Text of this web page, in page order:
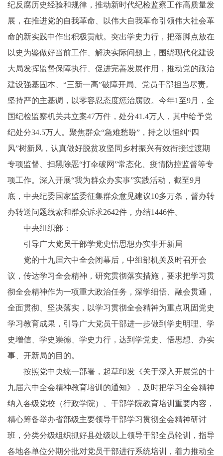
纪反腐历史经验和规律，推动新时代纪检监察工作高质量发
展，在推进党的自我革命、以伟大自我革命引领伟大社会革
命的新实践中作出积极贡献。突出学史力行，把落脚点放在
以史为鉴做好当前工作、解决实际问题上，围绕现代化建设
大局发挥监督保障执行、促进完善发展作用，推动党的政治
建设强基固本、“三新一高”破障开局、党员干部担当尽责。
坚持严的主基调，以零容忍态度惩治腐败。今年1至9月，全
国纪检监察机关共立案47万件，处分41.4万人，其中给予党
纪处分34.5万人。聚焦群众“急难愁盼”，持之以恒纠“四
风”树新风，认真做好脱贫攻坚同乡村振兴有效衔接过渡期
专项监督、扫黑除恶“打伞破网”常态化、疫情防控监督等专
项工作。深入开展“我为群众办实事”实践活动，截至9月
底，中央纪委国家监委征集群众意见建议10多万条，督办转
办转送问题线索和群众诉求2642件，办结1446件。
中央组织部：
引导广大党员干部学党史悟思想办实事开新局
党的十九届六中全会闭幕后，中组部机关及时召开会
议，传达学习全会精神，研究贯彻落实措施，要求把学习贯
彻全会精神作为一项重大政治任务，深学细悟、融会贯通，
全面贯彻、坚决落实，以学习贯彻全会精神为重点巩固党史
学习教育成果，引导广大党员干部进一步做到学史明理、学
史增信、学史崇德、学史力行，达到学党史、悟思想、办实
事、开新局的目的。
按照党中央统一部署，起草印发《关于深入开展党的十
九届六中全会精神教育培训的通知》，及时把学习全会精神
纳入各级党校（行政学院）、干部学院教育培训重要内容，
精心筹备举办省部级主要领导干部学习贯彻全会精神研讨
班，分类分级组织抓好县处级以上领导干部全员轮训，指导
各地各单位分期分批对党员干部进行系统培训，着力推动全